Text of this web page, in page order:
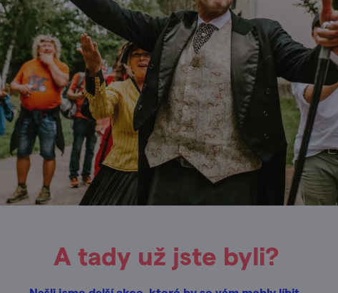
A tady už jste byli?